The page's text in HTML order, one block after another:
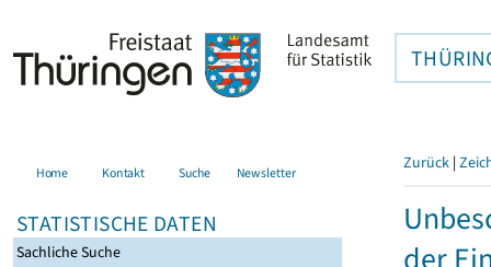
Home Kontakt Suche Newsletter
STATISTISCHE DATEN
Sachliche Suche
Zurück |